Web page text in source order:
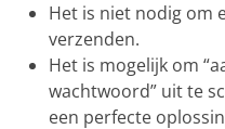
Het is niet nodig om
verzenden.
Het is mogelijk om
wachtwoord” uit te
een perfecte